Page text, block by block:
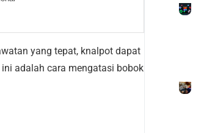
yang tepat, knalpot dapat
adalah cara mengatasi bobok